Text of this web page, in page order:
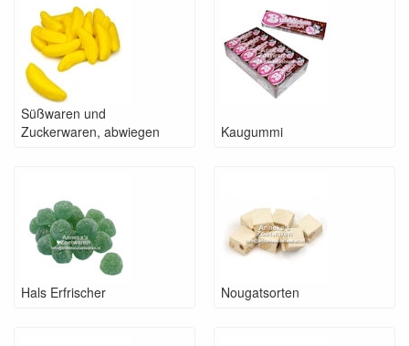
Süßwaren und
Zuckerwaren, abwiegen
Kaugummi
Hals Erfrischer Nougatsorten